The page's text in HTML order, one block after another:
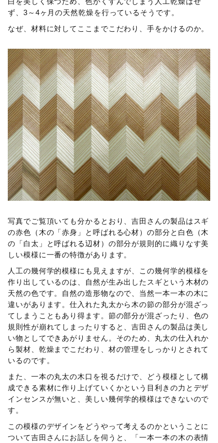
ず、3～4ヶ月の天然乾燥を行っているそうです。
なぜ、材料に対してここまでこだわり、手をかけるのか。
写真でご覧頂いても分かるとおり、吉田さんの製品はスギ
の赤色（木の「赤身」と呼ばれる心材）の部分と白色（木
の「白太」と呼ばれる辺材）の部分が規則的に織りなす美
しい模様に一番の特徴があります。
人工の幾何学的模様にも見えますが、この幾何学的模様を
作り出しているのは、自然が生み出したスギという木材の
天然の色です。自然の造形物なので、当然一本一本の木に
違いがあります。仕入れた丸太から木の節の部分が混ざっ
てしまうこともあり得ます。節の部分が混ざったり、色の
規則性が崩れてしまったりすると、吉田さんの製品は美し
い物としてできあがりません。そのため、丸太の仕入れか
ら製材、乾燥までこだわり、材の管理をしっかりとされて
いるのです。
また、一本の丸太の木口を視るだけで、どう模様として構
成できる素材に作り上げていくかという目利きの力とデザ
インセンスが無いと、美しい幾何学的模様はできないので
す。
この模様のデザインをどうやって考えるのかということに
ついて吉田さんにお話しを伺うと、「一本一本の木の表情